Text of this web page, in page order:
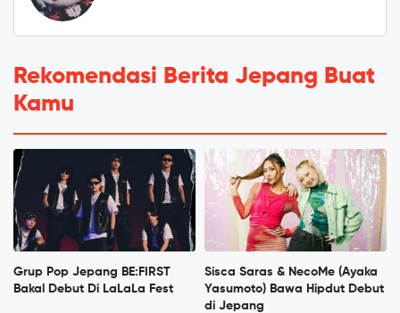
Rekomendasi Berita Jepang Buat
Kamu
Grup Pop Jepang BE:FIRST
Bakal Debut Di LaLaLa Fest
Sisca Saras & NecoMe (Ayaka
Yasumoto) Bawa Hipdut Debut
di Jepang